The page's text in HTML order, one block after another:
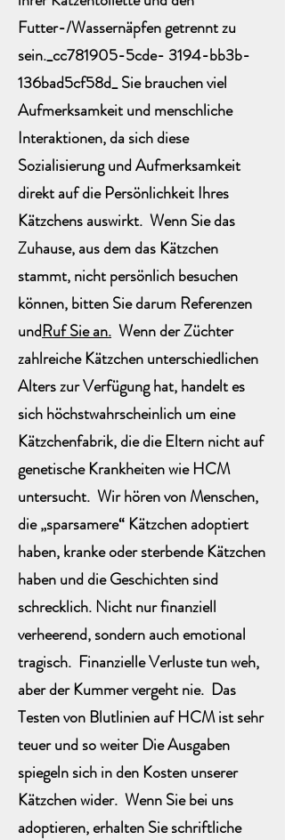
Futter-/Wassernäpfen getrennt zu
sein._cc781905-5cde- 3194-bb3b-
136bad5cf58d_ Sie brauchen viel
Aufmerksamkeit und menschliche
Interaktionen, da sich diese
Sozialisierung und Aufmerksamkeit
direkt auf die Persönlichkeit Ihres
Kätzchens auswirkt. Wenn Sie das
Zuhause, aus dem das Kätzchen
stammt, nicht persönlich besuchen
können, bitten Sie darum Referenzen
undRuf Sie an. Wenn der Züchter
zahlreiche Kätzchen unterschiedlichen
Alters zur Verfügung hat, handelt es
sich höchstwahrscheinlich um eine
Kätzchenfabrik, die die Eltern nicht auf
genetische Krankheiten wie HCM
untersucht. Wir hören von Menschen,
die „sparsamere“ Kätzchen adoptiert
haben, kranke oder sterbende Kätzchen
haben und die Geschichten sind
schrecklich. Nicht nur finanziell
verheerend, sondern auch emotional
tragisch. Finanzielle Verluste tun weh,
aber der Kummer vergeht nie. Das
Testen von Blutlinien auf HCM ist sehr
teuer und so weiter Die Ausgaben
spiegeln sich in den Kosten unserer
Kätzchen wider. Wenn Sie bei uns
adoptieren, erhalten Sie schriftliche